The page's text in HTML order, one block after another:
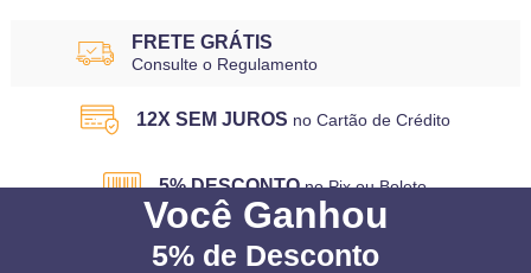
FRETE GRÁTIS
Consulte o Regulamento
12X SEM JUROS no Cartão de Crédito
5% DESCONTO no Pix ou Boleto
Você Ganhou
5% de Desconto